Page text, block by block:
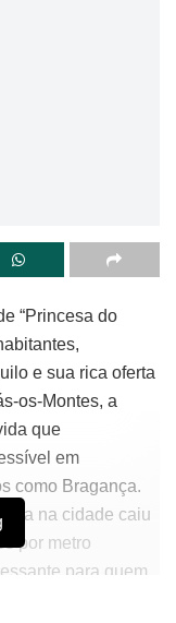
“Princesa do
e sua rica oferta
os-Montes, a
que
em
como Bragança.
na cidade caiu
por metro
para quem